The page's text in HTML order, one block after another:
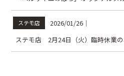
ステモ店 2026/01/26 ｜
ステモ店 2月24日（火）臨時休業